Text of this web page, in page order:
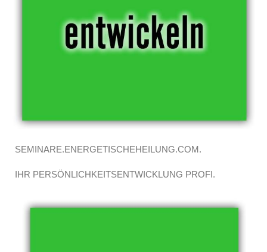
SEMINARE.ENERGETISCHEHEILUNG.COM.
IHR PERSÖNLICHKEITSENTWICKLUNG PROFI.